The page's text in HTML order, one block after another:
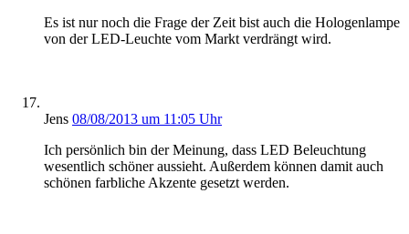
Es ist nur noch die Frage der Zeit bist auch die Hologenlampe
von der LED-Leuchte vom Markt verdrängt wird.
Jens 08/08/2013 um 11:05 Uhr
Ich persönlich bin der Meinung, dass LED Beleuchtung
wesentlich schöner aussieht. Außerdem können damit auch
schönen farbliche Akzente gesetzt werden.